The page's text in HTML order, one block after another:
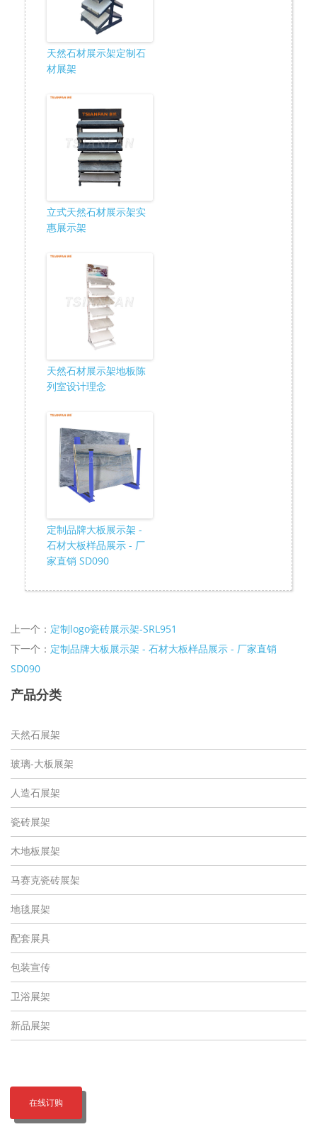
天然石材展示架定制石
材展架
立式天然石材展示架实
惠展示架
天然石材展示架地板陈
列室设计理念
定制品牌大板展示架 -
石材大板样品展示 - 厂
家直销 SD090
上一个： 定制logo瓷砖展示架-SRL951
下一个： 定制品牌大板展示架 - 石材大板样品展示 - 厂家直销
SD090
产品分类
天然石展架
玻璃-大板展架
人造石展架
瓷砖展架
木地板展架
马赛克瓷砖展架
地毯展架
配套展具
包装宣传
卫浴展架
新品展架
在线订购